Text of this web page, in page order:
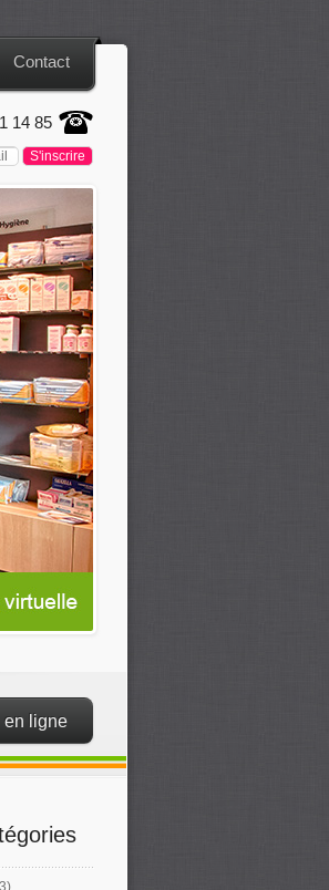
Contact
14 85
en ligne